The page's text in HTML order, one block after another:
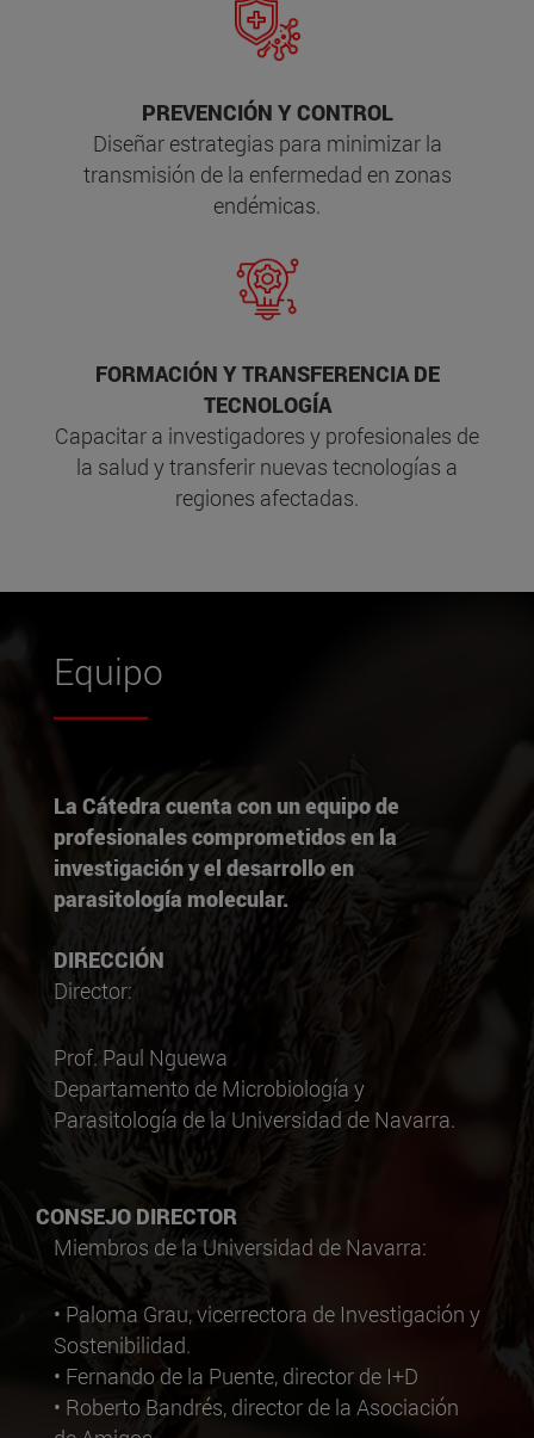
PREVENCIÓN Y CONTROL
Diseñar estrategias para minimizar la
transmisión de la enfermedad en zonas
endémicas.
FORMACIÓN Y TRANSFERENCIA DE
TECNOLOGÍA
Capacitar a investigadores y profesionales de
la salud y transferir nuevas tecnologías a
regiones afectadas.
Equipo
La Cátedra cuenta con un equipo de
profesionales comprometidos en la
investigación y el desarrollo en
parasitología molecular.
DIRECCIÓN
Director:
Prof. Paul Nguewa
Departamento de Microbiología y
Parasitología de la Universidad de Navarra.
CONSEJO DIRECTOR
Miembros de la Universidad de Navarra:
• Paloma Grau, vicerrectora de Investigación y
Sostenibilidad.
• Fernando de la Puente, director de I+D
• Roberto Bandrés, director de la Asociación